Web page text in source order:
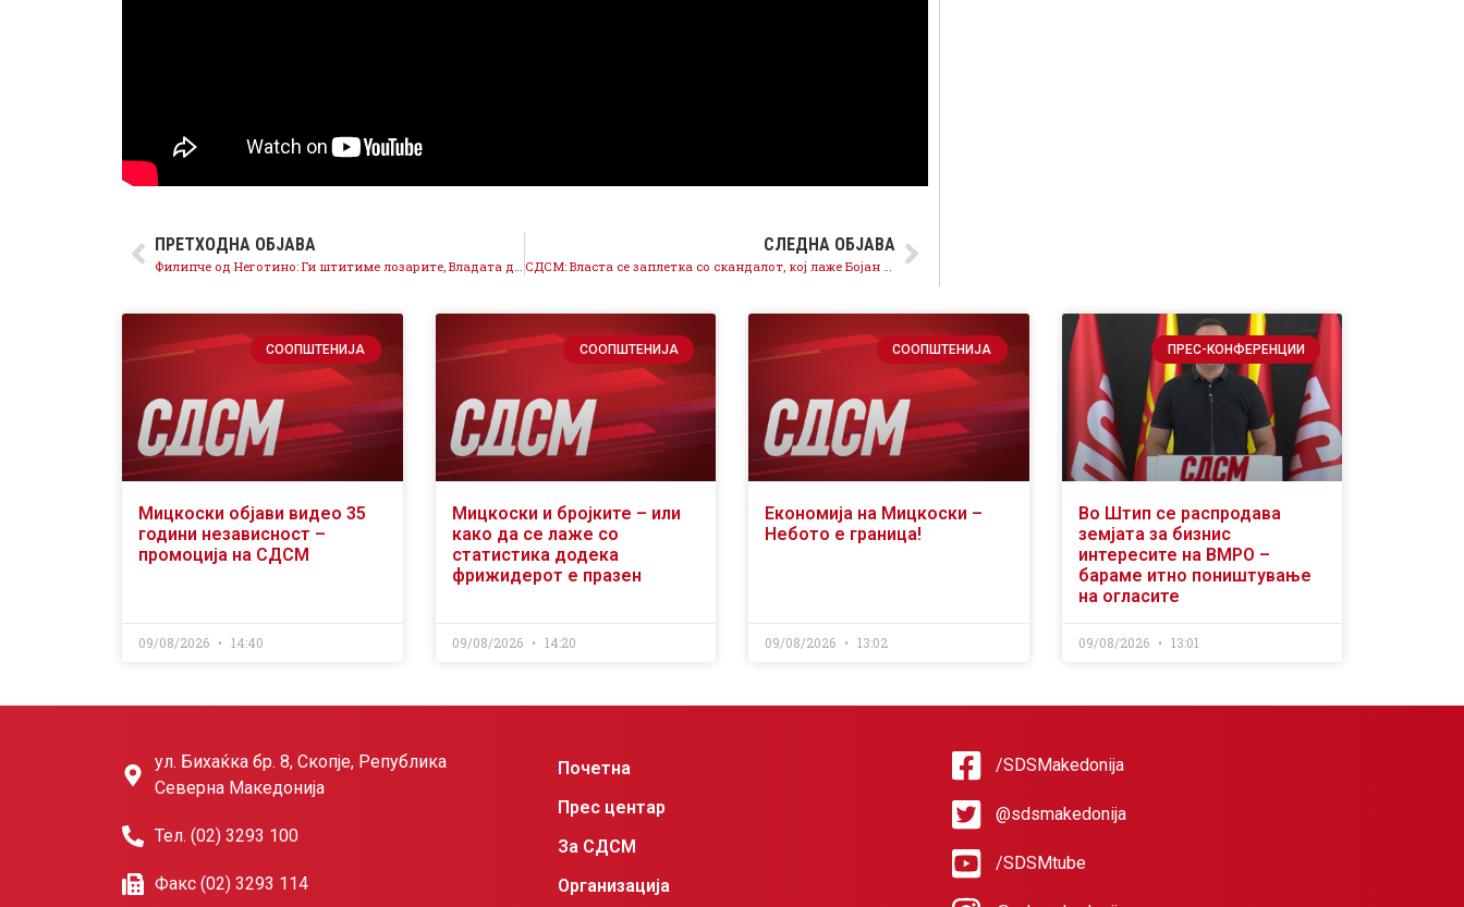
ПРЕТХОДНА ОБЈАВА СЛЕДНА ОБЈАВА
СООПШТЕНИЈА
Мицкоски објави видео 35
години независност –
промоција на СДСМ
09/08/2026 14:40
СООПШТЕНИЈА
Мицкоски и бројките – или
како да се лаже со
статистика додека
фрижидерот е празен
09/08/2026 14:20
СООПШТЕНИЈА
Економија на Мицкоски –
Небото е граница!
09/08/2026 13:02
ПРЕС-КОНФЕРЕНЦИИ
Во Штип се распродава
земјата за бизнис
интересите на ВМРО –
бараме итно поништување
на огласите
09/08/2026 13:01
ул. Бихаќка бр. 8, Скопје, Република
Северна Македонија
Тел. (02) 3293 100
Факс (02) 3293 114
Почетна
Прес центар
За СДСМ
Организација
/SDSMakedonija
@sdsmakedonija
/SDSMtube